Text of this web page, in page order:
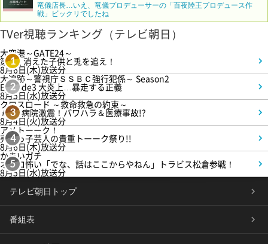
竜儀店長…いえ、竜儀プロデューサーの「百夜陸王プロデュース作
戦」ビックリでしたね
TVer視聴ランキング（テレビ朝日）
1
大空港～GATE24～
第3話 消えた子供と兎を追え！
8月6日(木)放送分
2
大追跡～警視庁ＳＳＢＣ強行犯係～ Season2
Episode3 大炎上…暴走する正義
8月5日(水)放送分
3
クロスロード ～救命救急の約束～
＃5 病院激震！パワハラ＆医療事故!?
8月4日(火)放送分
4
アメトーーク！
売れっ子芸人の貴重トーーク祭り!!
8月6日(木)放送分
5
かまいガチ
オモロ怖い「でな、話はここからやねん」トラビス松倉参戦！
8月5日(水)放送分
テレビ朝日トップ
番組表